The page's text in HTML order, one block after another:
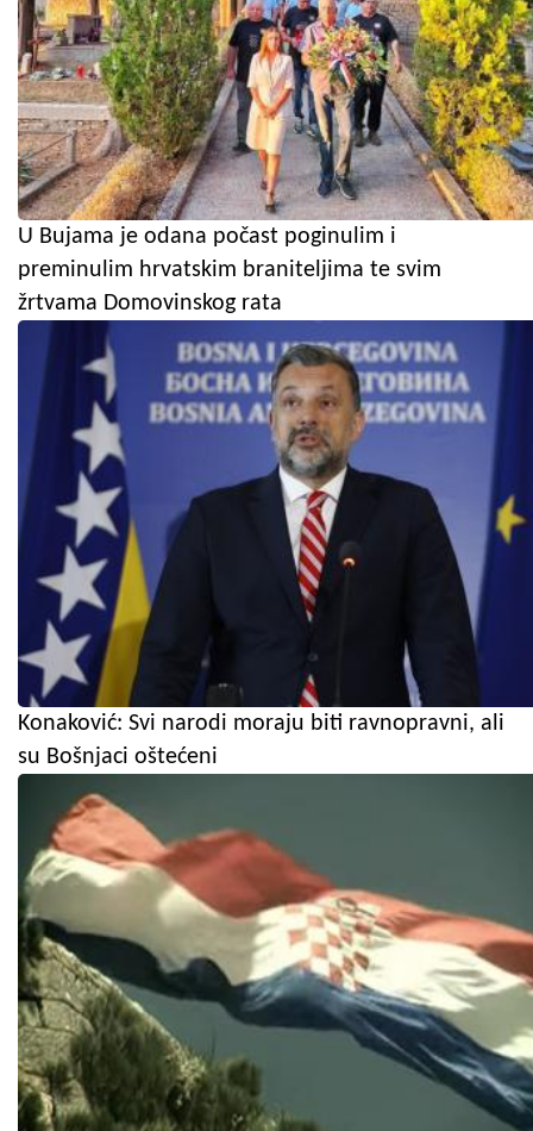
U Bujama je odana počast poginulim i
preminulim hrvatskim braniteljima te svim
žrtvama Domovinskog rata
Konaković: Svi narodi moraju biti ravnopravni, ali
su Bošnjaci oštećeni